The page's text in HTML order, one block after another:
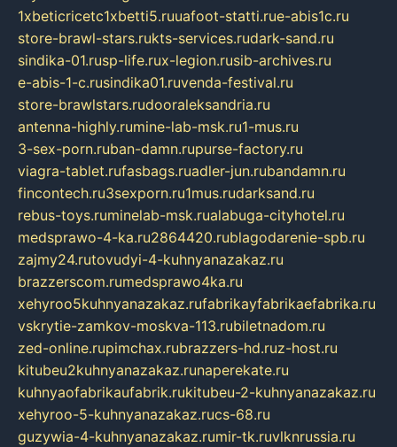
1xbeticricetc1xbetti5.ruuafoot-statti.rue-abis1c.ru
store-brawl-stars.rukts-services.rudark-sand.ru
sindika-01.rusp-life.rux-legion.rusib-archives.ru
e-abis-1-c.rusindika01.ruvenda-festival.ru
store-brawlstars.rudooraleksandria.ru
antenna-highly.rumine-lab-msk.ru1-mus.ru
3-sex-porn.ruban-damn.rupurse-factory.ru
viagra-tablet.rufasbags.ruadler-jun.rubandamn.ru
fincontech.ru3sexporn.ru1mus.rudarksand.ru
rebus-toys.ruminelab-msk.rualabuga-cityhotel.ru
medsprawo-4-ka.ru2864420.rublagodarenie-spb.ru
zajmy24.rutovudyi-4-kuhnyanazakaz.ru
brazzerscom.rumedsprawo4ka.ru
xehyroo5kuhnyanazakaz.rufabrikayfabrikaefabrika.ru
vskrytie-zamkov-moskva-113.rubiletnadom.ru
zed-online.rupimchax.rubrazzers-hd.ruz-host.ru
kitubeu2kuhnyanazakaz.runaperekate.ru
kuhnyaofabrikaufabrik.rukitubeu-2-kuhnyanazakaz.ru
xehyroo-5-kuhnyanazakaz.rucs-68.ru
guzywia-4-kuhnyanazakaz.rumir-tk.ruvlknrussia.ru